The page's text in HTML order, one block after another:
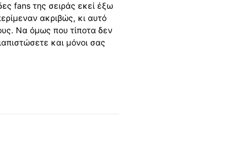
fans της σειράς εκεί έξω
ακριβώς, κι αυτό
Να όμως που τίποτα δεν
και μόνοι σας